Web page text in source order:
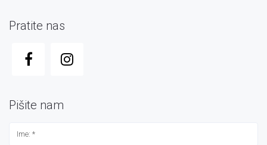
Pratite nas
Pišite nam